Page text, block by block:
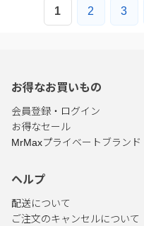
1 2 3
お得なお買いもの
会員登録・ログイン
お得なセール
MrMaxプライベートブランド
ヘルプ
配送について
ご注文のキャンセルについて